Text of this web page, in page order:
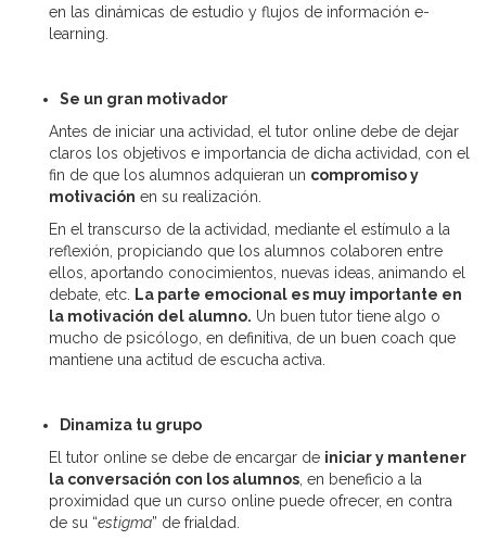
en las dinámicas de estudio y flujos de información e-
learning.
Se un gran motivador
Antes de iniciar una actividad, el tutor online debe de dejar
claros los objetivos e importancia de dicha actividad, con el
fin de que los alumnos adquieran un compromiso y
motivación en su realización.
En el transcurso de la actividad, mediante el estímulo a la
reflexión, propiciando que los alumnos colaboren entre
ellos, aportando conocimientos, nuevas ideas, animando el
debate, etc.
La parte emocional es muy importante en
la motivación del alumno. Un buen tutor tiene algo o
mucho de psicólogo, en definitiva, de un buen coach que
mantiene una actitud de escucha activa.
Dinamiza tu grupo
El tutor online se debe de encargar de iniciar y mantener
la conversación con los alumnos , en beneficio a la
proximidad que un curso online puede ofrecer, en contra
de su “estigma” de frialdad.